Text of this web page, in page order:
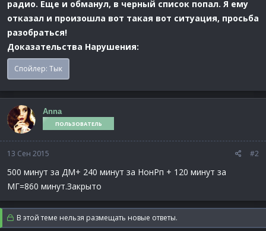
радио. Еще и обманул, в черный список попал. Я ему
отказал и произошла вот такая вот ситуация, просьба
разобраться!
Доказательства Нарушения:
Спойлер: Тык
Anna
ПОЛЬЗОВАТЕЛЬ
13 Сен 2015 #2
500 минут за ДМ+ 240 минут за НонРп + 120 минут за
МГ=860 минут.Закрыто
В этой теме нельзя размещать новые ответы.